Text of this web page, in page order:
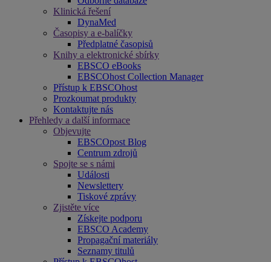
Klinická řešení
DynaMed
Časopisy a e-balíčky
Předplatné časopisů
Knihy a elektronické sbírky
EBSCO eBooks
EBSCOhost Collection Manager
Přístup k EBSCOhost
Prozkoumat produkty
Kontaktujte nás
Přehledy a další informace
Objevujte
EBSCOpost Blog
Centrum zdrojů
Spojte se s námi
Události
Newslettery
Tiskové zprávy
Zjistěte více
Získejte podporu
EBSCO Academy
Propagační materiály
Seznamy titulů